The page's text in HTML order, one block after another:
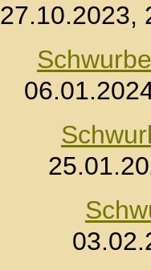
27.10.2023,